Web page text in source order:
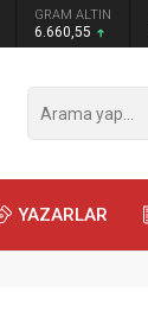
GRAM ALTIN
6.660,55
YAZARLAR